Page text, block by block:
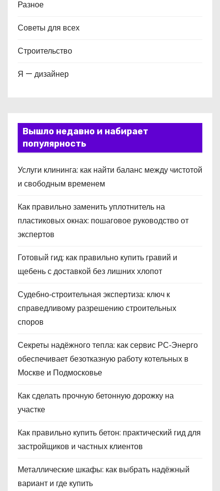
Разное
Советы для всех
Строительство
Я — дизайнер
Вышло недавно и набирает
популярность
Услуги клининга: как найти баланс между чистотой
и свободным временем
Как правильно заменить уплотнитель на
пластиковых окнах: пошаговое руководство от
экспертов
Готовый гид: как правильно купить гравий и
щебень с доставкой без лишних хлопот
Судебно‑строительная экспертиза: ключ к
справедливому разрешению строительных
споров
Секреты надёжного тепла: как сервис РС‑Энерго
обеспечивает безотказную работу котельных в
Москве и Подмосковье
Как сделать прочную бетонную дорожку на
участке
Как правильно купить бетон: практический гид для
застройщиков и частных клиентов
Металлические шкафы: как выбрать надёжный
вариант и где купить